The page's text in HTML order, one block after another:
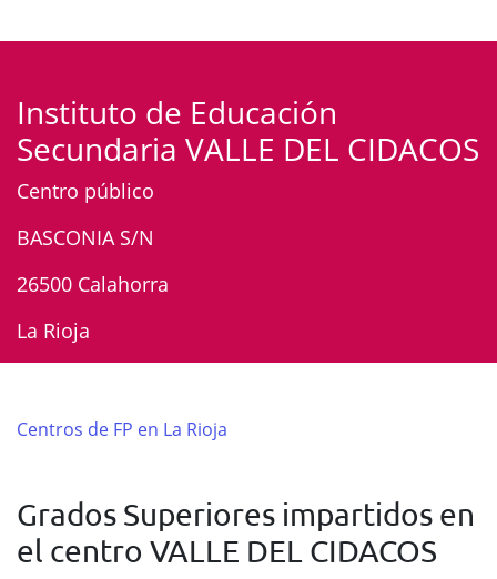
Instituto de Educación
Secundaria VALLE DEL CIDACOS
Centro público
BASCONIA S/N
26500 Calahorra
La Rioja
Centros de FP en La Rioja
Grados Superiores impartidos en
el centro VALLE DEL CIDACOS